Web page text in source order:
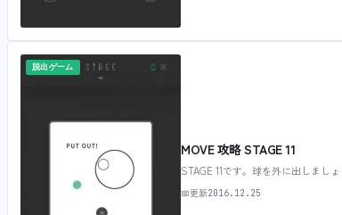
脱出ゲーム
MOVE 攻略 STAGE 11
STAGE 11です。球を外に出しまし
📅更新2016.12.25